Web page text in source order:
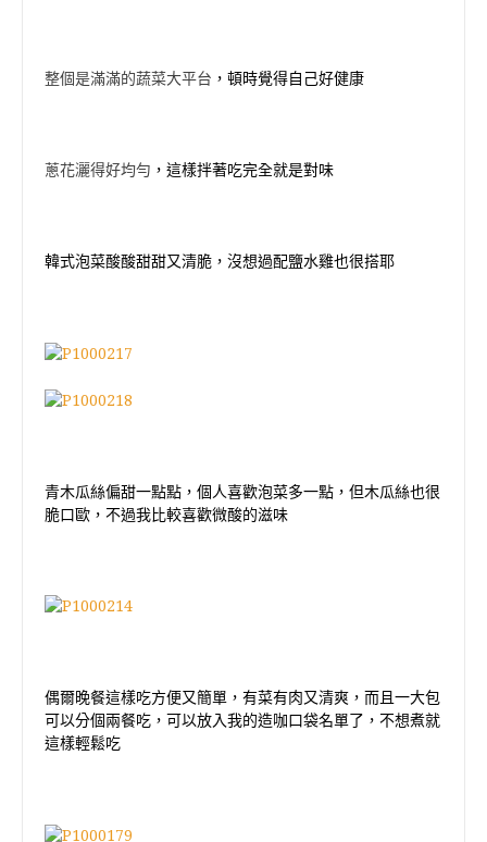
整個是滿滿的蔬菜大平台 ，頓時覺得自己好健康
蔥花灑得好均勻 ，這樣拌著吃完全就是對味
韓式泡菜酸酸甜甜又清脆，沒想過配鹽水雞也很搭耶
青木瓜絲偏甜一點點，個人喜歡泡菜多一點，但木瓜絲也很
脆口歐，不過我比較喜歡微酸的滋味
偶爾晚餐這樣吃方便又簡單，有菜有肉又清爽，而且一大包
可以分個兩餐吃，可以放入我的造咖口袋名單了，不想煮就
這樣輕鬆吃